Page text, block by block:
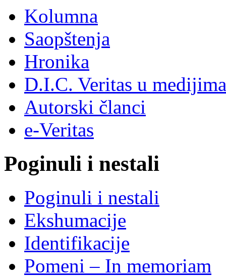
Kolumna
Saopštenja
Hronika
D.I.C. Veritas u medijima
Autorski članci
e-Veritas
Poginuli i nestali
Poginuli i nestali
Ekshumacije
Identifikacije
Pomeni – In memoriam